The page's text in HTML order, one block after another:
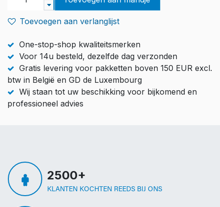
Toevoegen aan verlanglijst
One-stop-shop kwaliteitsmerken
Voor 14u besteld, dezelfde dag verzonden
Gratis levering voor pakketten boven 150 EUR excl.
btw in België en GD de Luxembourg
Wij staan tot uw beschikking voor bijkomend en
professioneel advies
2500+
KLANTEN KOCHTEN REEDS BIJ ONS